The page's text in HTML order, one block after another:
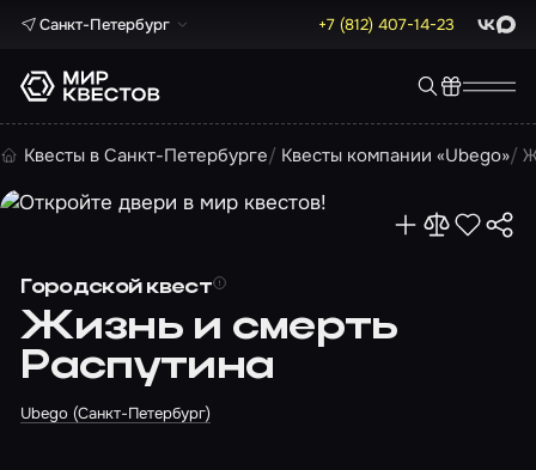
Санкт-Петербург +7 (812) 407-14-23 Max
Квесты в Санкт-Петербурге Квесты компании «Ubego»
Городской квест
Жизнь и смерть
Распутина
Ubego (Санкт-Петербург)